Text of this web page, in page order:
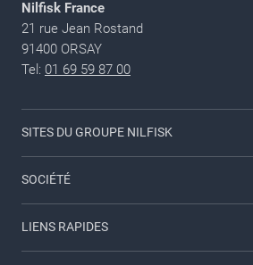
Nilfisk France
21 rue Jean Rostand
91400 ORSAY
Tel: 01 69 59 87 00
SITES DU GROUPE NILFISK
SOCIÉTÉ
A propos de nous
LIENS RAPIDES